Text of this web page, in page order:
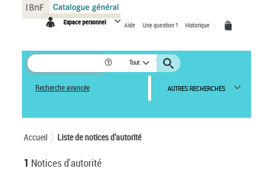
Espace personnel Aide Une question ? Historique
Tout
Recherche avancée AUTRES RECHERCHES
Accueil Liste de notices d’autorité
1 Notices d'autorité
Panneau de gestion des cookies